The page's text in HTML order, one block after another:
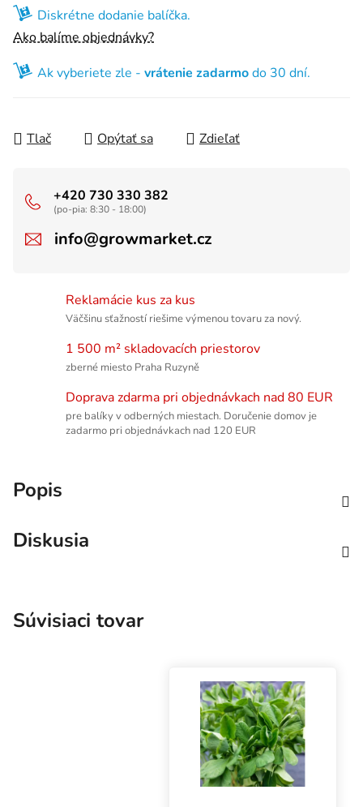
Diskrétne dodanie balíčka.
Ako balíme objednávky?
Ak vyberiete zle - vrátenie zadarmodo 30 dní.
Tlač Opýtať sa Zdieľať
+420 730 330 382
(po-pia: 8:30 - 18:00)
info@growmarket.cz
Reklamácie kus za kus
Väčšinu sťažností riešime výmenou tovaru za nový.
1 500 m² skladovacích priestorov
zberné miesto Praha Ruzyně
Doprava zdarma pri objednávkach nad 80 EUR
pre balíky v odberných miestach. Doručenie domov je
zadarmo pri objednávkach nad 120 EUR
Popis
Diskusia
Súvisiaci tovar